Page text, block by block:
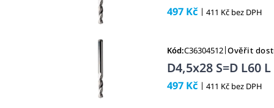
497 Kč | 411 Kč bez DPH
Kód:C36304512|Ověřit
D4,5x28 S=D L60 L
497 Kč | 411 Kč bez DPH